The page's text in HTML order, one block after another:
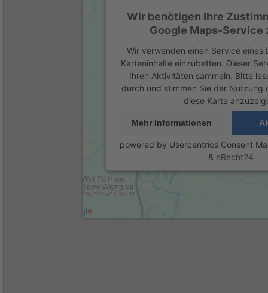
Wir benötigen Ihre
Google Maps-Service
Wir verwenden einen Service eines
Karteninhalte einzubetten. Dieser
Ihren Aktivitäten sammeln. Bitte
durch und stimmen Sie der Nutzung
diese Karte
Mehr Informationen
powered by Usercentrics Consent
& eRecht24